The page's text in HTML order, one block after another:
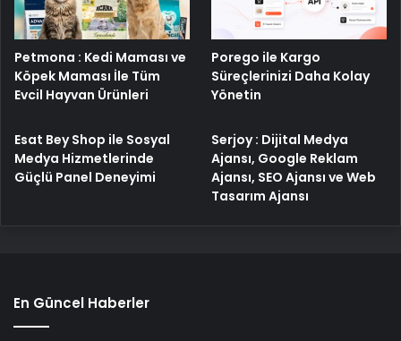
Petmona : Kedi Maması ve
Köpek Maması İle Tüm
Evcil Hayvan Ürünleri
Porego ile Kargo
Süreçlerinizi Daha Kolay
Yönetin
Esat Bey Shop ile Sosyal
Medya Hizmetlerinde
Güçlü Panel Deneyimi
Serjoy : Dijital Medya
Ajansı, Google Reklam
Ajansı, SEO Ajansı ve Web
Tasarım Ajansı
En Güncel Haberler